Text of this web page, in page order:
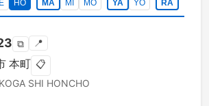
HO MA MI MO YA YO RA
⧉ 📍
本町 📋
KOGA SHI HONCHO